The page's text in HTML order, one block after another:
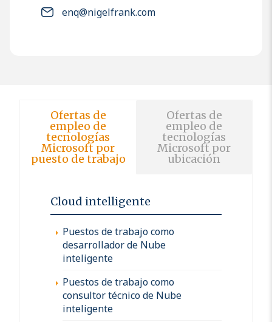
enq@nigelfrank.com
Ofertas de
empleo de
tecnologías
Microsoft por
puesto de trabajo
Ofertas de
empleo de
tecnologías
Microsoft por
ubicación
Cloud intelligente
Puestos de trabajo como
desarrollador de Nube
inteligente
Puestos de trabajo como
consultor técnico de Nube
inteligente